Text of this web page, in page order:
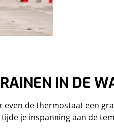
IN DE
even de thermostaat een
tijde je inspanning aan de